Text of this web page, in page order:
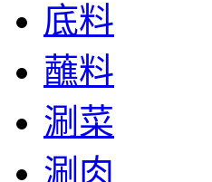
底料
蘸料
涮菜
涮肉